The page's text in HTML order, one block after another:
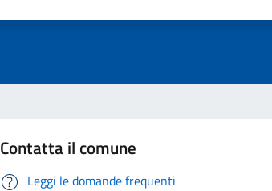
Contatta il comune
Leggi le domande frequenti